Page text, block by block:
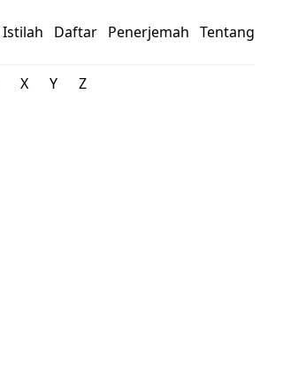
Istilah Daftar Penerjemah Tentang
X Y Z